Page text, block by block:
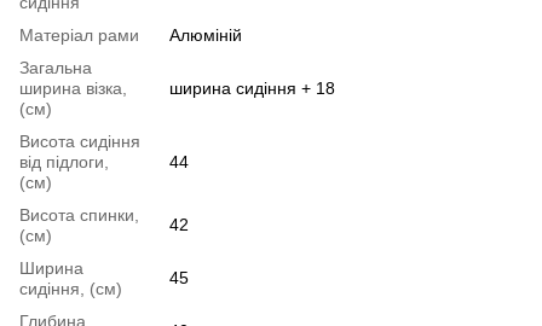
Матеріал рами
Алюміній
Загальна
ширина візка,
(см)
ширина сидіння + 18
Висота сидіння
від підлоги,
(см)
44
Висота спинки,
(см)
42
Ширина
сидіння, (см)
45
Глибина